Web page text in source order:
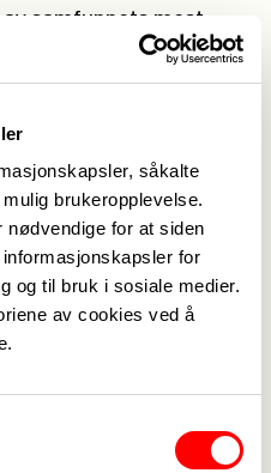
såkalte
brukeropplevelse.
nødvendige for at siden
for
og til bruk i sosiale medier.
av cookies ved å
samfunnets mest
vi det må være
for at Norge har et
som skjedde i Ukraina
ble svært viktig i
infrastrukturen var
Posten Bring AS
angående
Dette var et skriv som
i Norge, og vi gjorde